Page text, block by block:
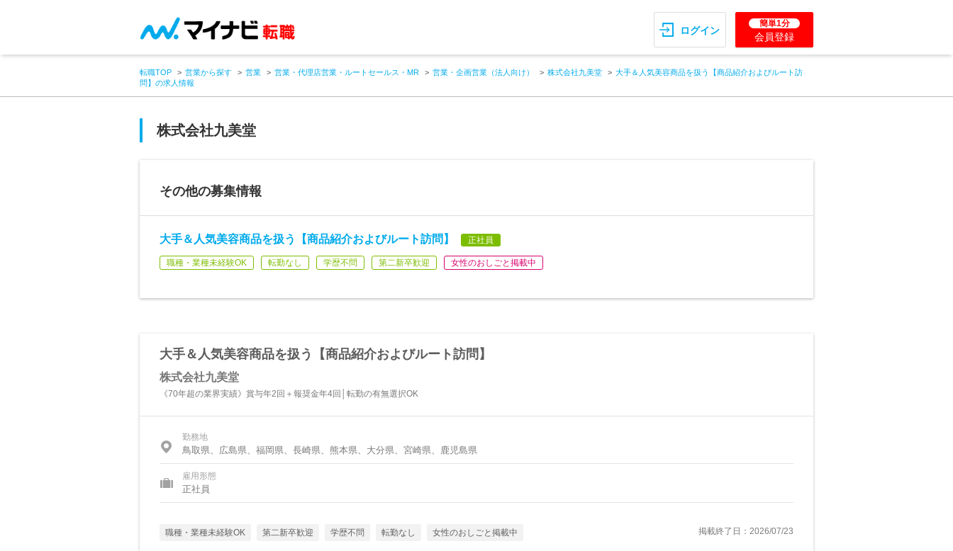
ログイン
簡単1分
会員登録
転職TOP 営業から探す 営業 営業・代理店営業・ルートセールス・MR 営業・企画営業（法人向け） 株式会社九美堂
大手＆人気美容商品を扱う【商品紹介およびルート訪
問】の求人情報
株式会社九美堂
その他の募集情報
大手＆人気美容商品を扱う【商品紹介およびルート訪問】 正社員
職種・業種未経験OK 転勤なし 学歴不問 第二新卒歓迎 女性のおしごと掲載中
大手＆人気美容商品を扱う【商品紹介およびルート訪問】
株式会社九美堂
《70年超の業界実績》賞与年2回＋報奨金年4回│転勤の有無選択OK
勤務地
鳥取県、広島県、福岡県、長崎県、熊本県、大分県、宮崎県、鹿児島県
雇用形態
正社員
職種・業種未経験OK 第二新卒歓迎 学歴不問 転勤なし 女性のおしごと掲載中 掲載終了日：2026/07/23